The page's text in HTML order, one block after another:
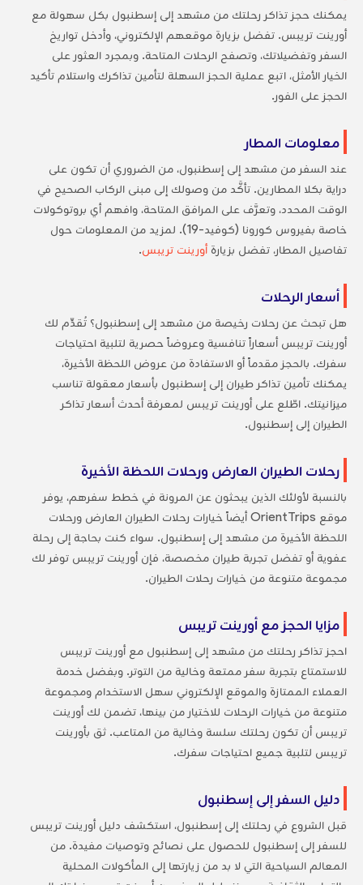
يمكنك حجز تذاكر رحلتك من مشهد إلى إسطنبول بكل سهولة مع
أورينت تريبس. تفضل بزيارة موقعهم الإلكتروني، وأدخل تواريخ
السفر وتفضيلاتك، وتصفح الرحلات المتاحة. وبمجرد العثور على
الخيار الأمثل، اتبع عملية الحجز السهلة لتأمين تذاكرك واستلام تأكيد
الحجز على الفور.
معلومات المطار
عند السفر من مشهد إلى إسطنبول، من الضروري أن تكون على
دراية بكلا المطارين. تأكَّد من وصولك إلى مبنى الركاب الصحيح في
الوقت المحدد، وتعرَّف على المرافق المتاحة، وافهم أي بروتوكولات
خاصة بفيروس كورونا (كوفيد-19). لمزيد من المعلومات حول
تفاصيل المطار، تفضل بزيارةأورينت تريبس.
أسعار الرحلات
هل تبحث عن رحلات رخيصة من مشهد إلى إسطنبول؟ تُقدِّم لك
أورينت تريبس أسعاراً تنافسية وعروضاً حصرية لتلبية احتياجات
سفرك. بالحجز مقدماً أو الاستفادة من عروض اللحظة الأخيرة،
يمكنك تأمين تذاكر طيران إلى إسطنبول بأسعار معقولة تناسب
ميزانيتك. اطّلع على أورينت تريبس لمعرفة أحدث أسعار تذاكر
الطيران إلى إسطنبول.
رحلات الطيران العارض ورحلات اللحظة الأخيرة
بالنسبة لأولئك الذين يبحثون عن المرونة في خطط سفرهم، يوفر
موقع OrientTrips أيضاً خيارات رحلات الطيران العارض ورحلات
اللحظة الأخيرة من مشهد إلى إسطنبول. سواء كنت بحاجة إلى رحلة
عفوية أو تفضل تجربة طيران مخصصة، فإن أورينت تريبس توفر لك
مجموعة متنوعة من خيارات رحلات الطيران.
مزايا الحجز مع أورينت تريبس
احجز تذاكر رحلتك من مشهد إلى إسطنبول مع أورينت تريبس
للاستمتاع بتجربة سفر ممتعة وخالية من التوتر. وبفضل خدمة
العملاء الممتازة والموقع الإلكتروني سهل الاستخدام ومجموعة
متنوعة من خيارات الرحلات للاختيار من بينها، تضمن لك أورينت
تريبس أن تكون رحلتك سلسة وخالية من المتاعب. ثق بأورينت
تريبس لتلبية جميع احتياجات سفرك.
دليل السفر إلى إسطنبول
قبل الشروع في رحلتك إلى إسطنبول، استكشف دليل أورينت تريبس
للسفر إلى إسطنبول للحصول على نصائح وتوصيات مفيدة. من
المعالم السياحية التي لا بد من زيارتها إلى المأكولات المحلية